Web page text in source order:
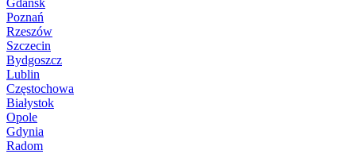
Gdańsk
Poznań
Rzeszów
Szczecin
Bydgoszcz
Lublin
Częstochowa
Białystok
Opole
Gdynia
Radom